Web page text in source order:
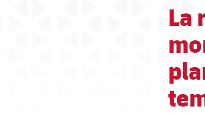
La